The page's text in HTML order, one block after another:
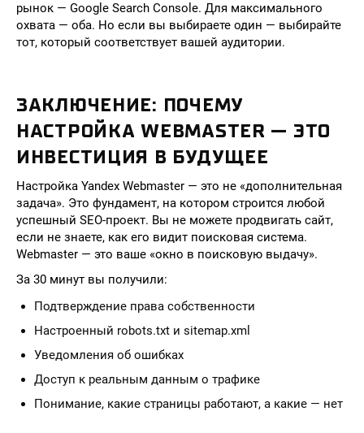
рынок — Google Search Console. Для максимального
охвата — оба. Но если вы выбираете один — выбирайте
тот, который соответствует вашей аудитории.
ЗАКЛЮЧЕНИЕ: ПОЧЕМУ
НАСТРОЙКА WEBMASTER — ЭТО
ИНВЕСТИЦИЯ В БУДУЩЕЕ
Настройка Yandex Webmaster — это не «дополнительная
задача». Это фундамент, на котором строится любой
успешный SEO-проект. Вы не можете продвигать сайт,
если не знаете, как его видит поисковая система.
Webmaster — это ваше «окно в поисковую выдачу».
За 30 минут вы получили:
Подтверждение права собственности
Настроенный robots.txt и sitemap.xml
Уведомления об ошибках
Доступ к реальным данным о трафике
Понимание, какие страницы работают, а какие — нет